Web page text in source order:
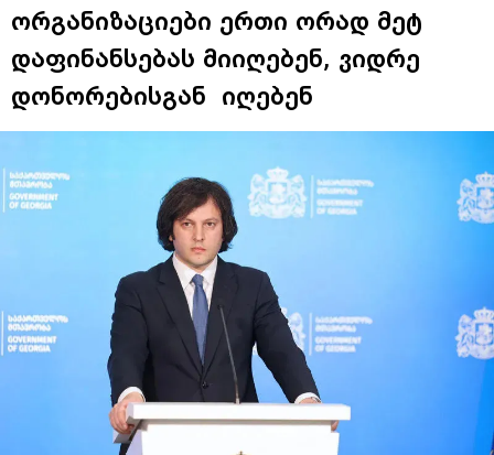
ორგანიზაციები ერთი ორად მეტ
დაფინანსებას მიიღებენ, ვიდრე
დონორებისგან იღებენ